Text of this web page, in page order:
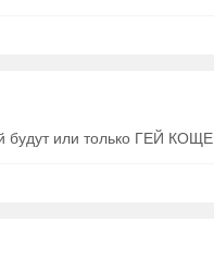
будут или только ГЕЙ